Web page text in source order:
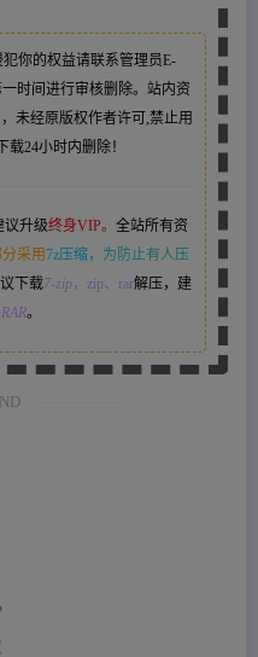
你的权益请联系管理员E-
时间进行审核删除。站内资
未经原版权作者许可,禁止用
24小时内删除！
议升级终身VIP。 全站所有资
采用7z压缩，
为防止有人压
下载7-zip，zip、rar解压，建
。